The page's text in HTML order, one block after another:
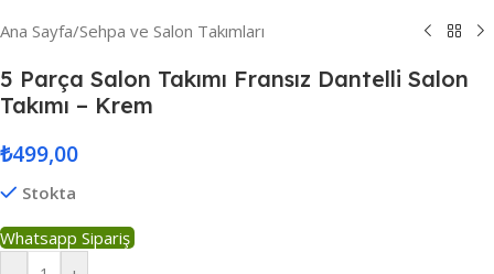
Ana Sayfa/Sehpa ve Salon Takımları
5 Parça Salon Takımı Fransız Dantelli Salon
Takımı – Krem
₺499,00
Stokta
Whatsapp Sipariş